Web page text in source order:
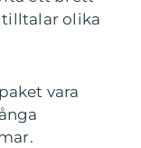
olika
vara